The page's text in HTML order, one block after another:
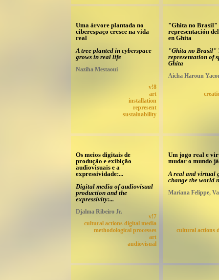
Uma árvore plantada no
ciberespaço cresce na vida
real
A tree planted in cyberspace
grows in real life
Naziha Mestaoui
v!8
art
installation
represent
sustainability
"Ghita no Brasil"
representación
en Ghita
"Ghita no Brasil"
representation of
Ghita
Aicha Haroun
Os meios digitais de
produção e exibição
audiovisuais e a
expressividade:...
Digital media of audiovisual
production and the
expressivity:...
Djalma Ribeiro Jr.
v!7
cultural actions digital media
methodological processes
art
audiovisual
Um jogo real e
mudar o mundo já
A real and virtual
change the world
Mariana Felippe,
cultural actions